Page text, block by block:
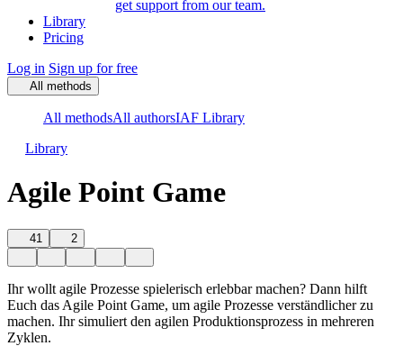
get support from our team.
Library
Pricing
Log in Sign up for free
All methods
All methodsAll authorsIAF Library
Library
Agile Point Game
41 2
Ihr wollt agile Prozesse spielerisch erlebbar machen? Dann hilft
Euch das Agile Point Game, um agile Prozesse verständlicher zu
machen. Ihr simuliert den agilen Produktionsprozess in mehreren
Zyklen.